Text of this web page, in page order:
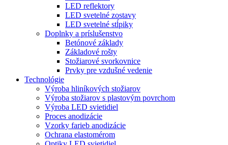
LED reflektory
LED svetelné zostavy
LED svetelné stĺpiky
Doplnky a príslušenstvo
Betónové základy
Základové rošty
Stožiarové svorkovnice
Prvky pre vzdušné vedenie
Technológie
Výroba hliníkových stožiarov
Výroba stožiarov s plastovým povrchom
Výroba LED svietidiel
Proces anodizácie
Vzorky farieb anodizácie
Ochrana elastomérom